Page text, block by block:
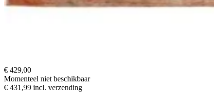
€ 429,00
Momenteel niet beschikbaar
€ 431,99 incl. verzending